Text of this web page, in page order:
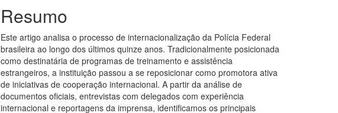
Resumo
Este artigo analisa o processo de internacionalização da Polícia Federal
brasileira ao longo dos últimos quinze anos. Tradicionalmente posicionada
como destinatária de programas de treinamento e assistência
estrangeiros, a instituição passou a se reposicionar como promotora ativa
de iniciativas de cooperação internacional. A partir da análise de
documentos oficiais, entrevistas com delegados com experiência
internacional e reportagens da imprensa, identificamos os principais